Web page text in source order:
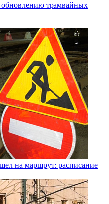
обновлению трамвайных
на маршрут: расписание